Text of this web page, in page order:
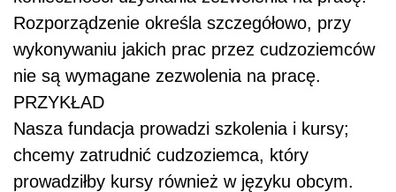
Rozporządzenie określa szczegółowo, przy
wykonywaniu jakich prac przez cudzoziemców
nie są wymagane zezwolenia na pracę.
PRZYKŁAD
Nasza fundacja prowadzi szkolenia i kursy;
chcemy zatrudnić cudzoziemca, który
prowadziłby kursy również w języku obcym.